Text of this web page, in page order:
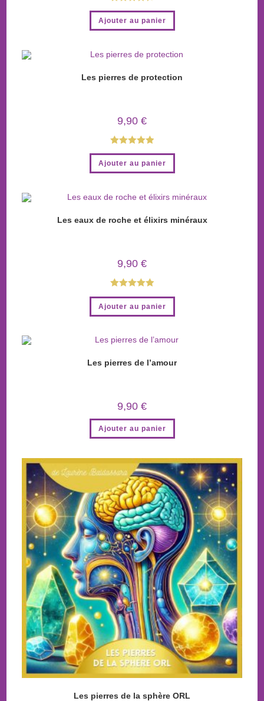
Note4.40
sur 5
Ajouter au panier
Les pierres de protection
9,90 €
Note5.00
sur 5
Ajouter au panier
Les eaux de roche et élixirs minéraux
9,90 €
Note5.00
sur 5
Ajouter au panier
Les pierres de l’amour
9,90 €
Ajouter au panier
Les pierres de la sphère ORL